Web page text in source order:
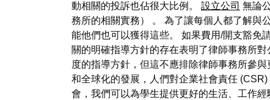
動相關的投訴也佔很大比例。 設立公司 無論
務所的相關實務） 。 為了讓每個人都了解與
能他們也可以獲得這些。 如果費用/開支豁免
關的明確指導方針的存在表明了律師事務所
度的指導方針，但這不應排除律師事務所參
和全球化的發展，人們對企業社會責任
會，我們可以為學生提供更好的生活、工作